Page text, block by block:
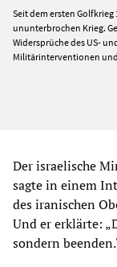
Seit dem ersten
ununterbrochen Krieg.
Widersprüche des US-
Militärinterventionen
Der israelische
sagte in einem
des iranischen
Und er erklärte:
sondern